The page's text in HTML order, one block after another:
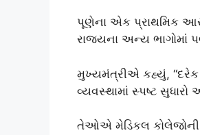
પૂણેના એક પ્રાથમિક
રાજ્યના અન્ય ભાગોમાં
મુખ્યમંત્રીએ કહ્યું, “દરેક
વ્યવસ્થામાં સ્પષ્ટ સુધારો
તેઓએ મેડિકલ કોલેજોની